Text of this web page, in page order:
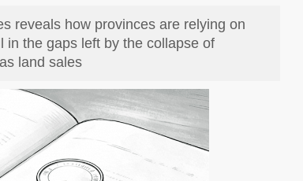
reveals how provinces are relying on
in the gaps left by the collapse of
land sales